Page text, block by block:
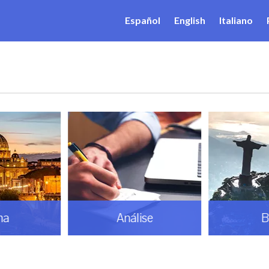
Español English Italiano
Análise